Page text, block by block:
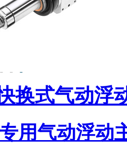
换式气动浮
用气动浮动